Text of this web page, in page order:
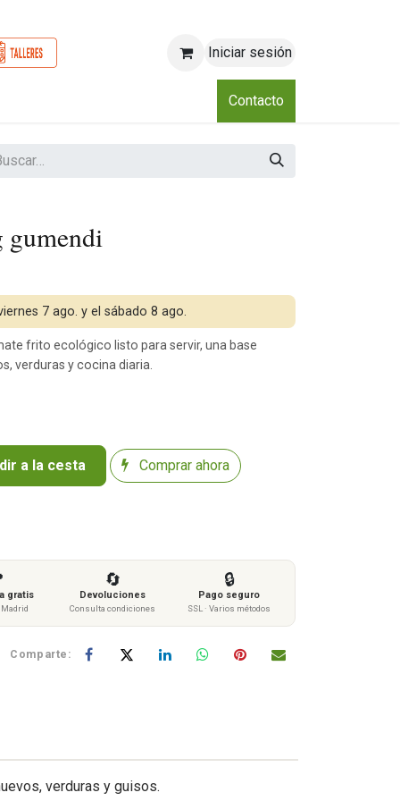
Iniciar sesión
Club
Contacto
gumendi
a la cesta Comprar ahora
7 ago. y el sábado 8 ago.
frito ecológico listo para servir, una base
verduras y cocina diaria.
gratis
🔄
Devoluciones
Consulta condiciones
🔒
Pago seguro
SSL · Varios métodos
Comparte:
verduras y guisos.